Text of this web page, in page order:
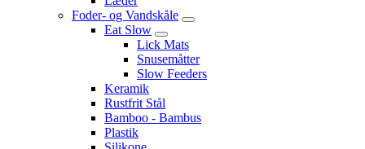
Foder- og Vandskåle
Eat Slow
Lick Mats
Snusemåtter
Slow Feeders
Keramik
Rustfrit Stål
Bamboo - Bambus
Plastik